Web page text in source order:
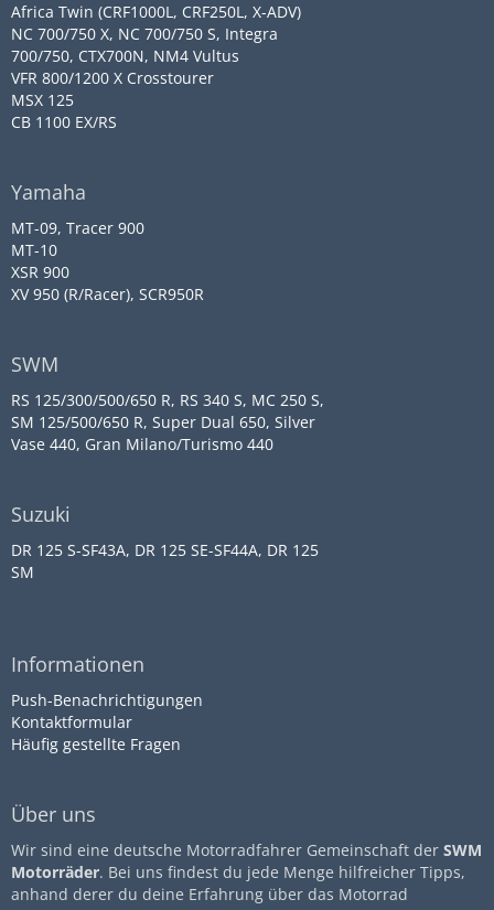
Africa Twin (CRF1000L, CRF250L, X-ADV)
NC 700/750 X, NC 700/750 S, Integra
700/750, CTX700N, NM4 Vultus
VFR 800/1200 X Crosstourer
MSX 125
CB 1100 EX/RS
Yamaha
MT-09, Tracer 900
MT-10
XSR 900
XV 950 (R/Racer), SCR950R
SWM
RS 125/300/500/650 R, RS 340 S, MC 250 S,
SM 125/500/650 R, Super Dual 650, Silver
Vase 440, Gran Milano/Turismo 440
Suzuki
DR 125 S-SF43A, DR 125 SE-SF44A, DR 125
SM
Informationen
Push-Benachrichtigungen
Kontaktformular
Häufig gestellte Fragen
Über uns
Wir sind eine deutsche Motorradfahrer Gemeinschaft der SWM
Motorräder. Bei uns findest du jede Menge hilfreicher Tipps,
anhand derer du deine Erfahrung über das Motorrad